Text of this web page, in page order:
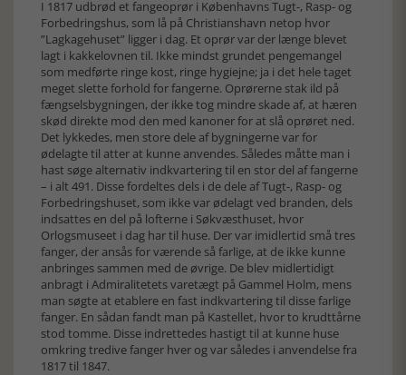
I 1817 udbrød et fangeoprør i Københavns Tugt-, Rasp- og
Forbedringshus, som lå på Christianshavn netop hvor
”Lagkagehuset” ligger i dag. Et oprør var der længe blevet
lagt i kakkelovnen til. Ikke mindst grundet pengemangel
som medførte ringe kost, ringe hygiejne; ja i det hele taget
meget slette forhold for fangerne. Oprørerne stak ild på
fængselsbygningen, der ikke tog mindre skade af, at hæren
skød direkte mod den med kanoner for at slå oprøret ned.
Det lykkedes, men store dele af bygningerne var for
ødelagte til atter at kunne anvendes. Således måtte man i
hast søge alternativ indkvartering til en stor del af fangerne
– i alt 491. Disse fordeltes dels i de dele af Tugt-, Rasp- og
Forbedringshuset, som ikke var ødelagt ved branden, dels
indsattes en del på lofterne i Søkvæsthuset, hvor
Orlogsmuseet i dag har til huse. Der var imidlertid små tres
fanger, der ansås for værende så farlige, at de ikke kunne
anbringes sammen med de øvrige. De blev midlertidigt
anbragt i Admiralitetets varetægt på Gammel Holm, mens
man søgte at etablere en fast indkvartering til disse farlige
fanger. En sådan fandt man på Kastellet, hvor to krudttårne
stod tomme. Disse indrettedes hastigt til at kunne huse
omkring tredive fanger hver og var således i anvendelse fra
1817 til 1847.